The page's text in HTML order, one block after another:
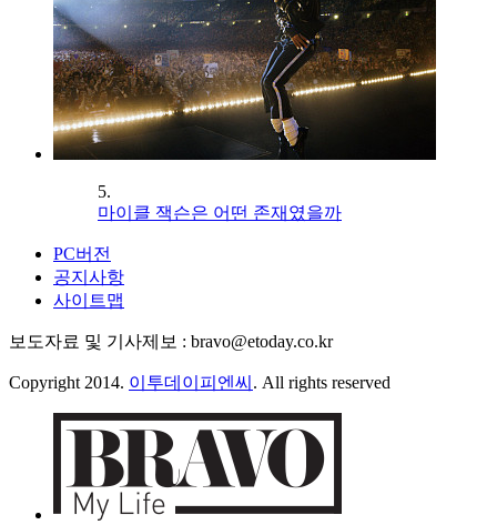
5.
마이클 잭슨은 어떤 존재였을까
PC버전
공지사항
사이트맵
보도자료 및 기사제보 : bravo@etoday.co.kr
Copyright 2014. 이투데이피엔씨 . All rights reserved